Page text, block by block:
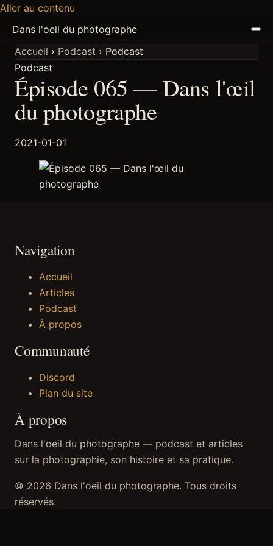
Aller au contenu
Dans l'oeil du photographe
ACCUEIL
ARTICLES
À PROPOS
DISCORD
Accueil › Podcast › Podcast
Podcast
Épisode 065 — Dans l'œil
du photographe
2021-01-01
Navigation
Accueil
Articles
Podcast
À propos
Communauté
Discord
Plan du site
À propos
Dans l'oeil du photographe — podcast et articles
sur la photographie, son histoire et sa pratique.
© 2026 Dans l'oeil du photographe. Tous droits
réservés.